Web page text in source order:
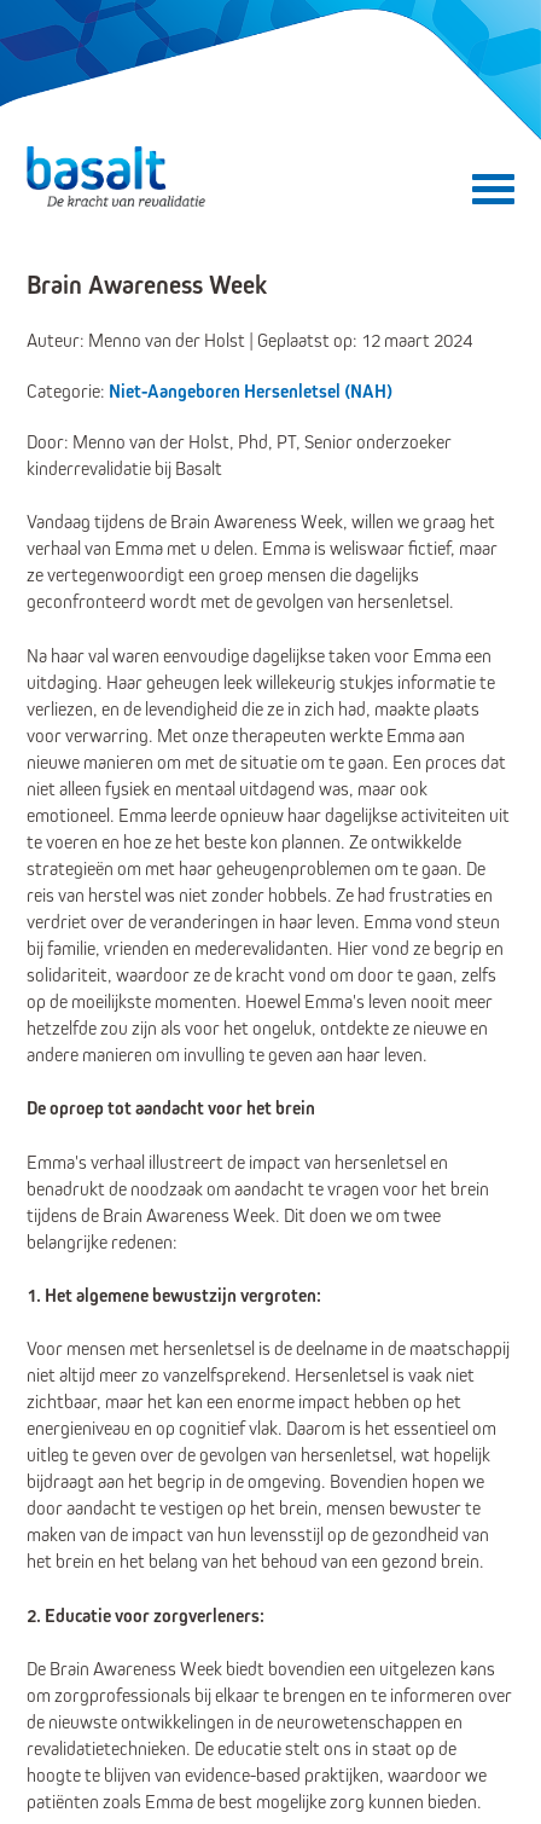
Direct naar de contentDirect naar de navigatie
Brain Awareness Week
Auteur: Menno van der Holst | Geplaatst op: 12 maart 2024
Categorie: Niet-Aangeboren Hersenletsel (NAH)
Door: Menno van der Holst, Phd, PT, Senior onderzoeker
kinderrevalidatie bij Basalt
Vandaag tijdens de Brain Awareness Week, willen we graag het
verhaal van Emma met u delen. Emma is weliswaar fictief, maar
ze vertegenwoordigt een groep mensen die dagelijks
geconfronteerd wordt met de gevolgen van hersenletsel.
Na haar val waren eenvoudige dagelijkse taken voor Emma een
uitdaging. Haar geheugen leek willekeurig stukjes informatie te
verliezen, en de levendigheid die ze in zich had, maakte plaats
voor verwarring. Met onze therapeuten werkte Emma aan
nieuwe manieren om met de situatie om te gaan. Een proces dat
niet alleen fysiek en mentaal uitdagend was, maar ook
emotioneel. Emma leerde opnieuw haar dagelijkse activiteiten uit
te voeren en hoe ze het beste kon plannen. Ze ontwikkelde
strategieën om met haar geheugenproblemen om te gaan. De
reis van herstel was niet zonder hobbels. Ze had frustraties en
verdriet over de veranderingen in haar leven. Emma vond steun
bij familie, vrienden en mederevalidanten. Hier vond ze begrip en
solidariteit, waardoor ze de kracht vond om door te gaan, zelfs
op de moeilijkste momenten. Hoewel Emma's leven nooit meer
hetzelfde zou zijn als voor het ongeluk, ontdekte ze nieuwe en
andere manieren om invulling te geven aan haar leven.
De oproep tot aandacht voor het brein
Emma's verhaal illustreert de impact van hersenletsel en
benadrukt de noodzaak om aandacht te vragen voor het brein
tijdens de Brain Awareness Week. Dit doen we om twee
belangrijke redenen:
1. Het algemene bewustzijn vergroten:
Voor mensen met hersenletsel is de deelname in de maatschappij
niet altijd meer zo vanzelfsprekend. Hersenletsel is vaak niet
zichtbaar, maar het kan een enorme impact hebben op het
energieniveau en op cognitief vlak. Daarom is het essentieel om
uitleg te geven over de gevolgen van hersenletsel, wat hopelijk
bijdraagt aan het begrip in de omgeving. Bovendien hopen we
door aandacht te vestigen op het brein, mensen bewuster te
maken van de impact van hun levensstijl op de gezondheid van
het brein en het belang van het behoud van een gezond brein.
2. Educatie voor zorgverleners:
De Brain Awareness Week biedt bovendien een uitgelezen kans
om zorgprofessionals bij elkaar te brengen en te informeren over
de nieuwste ontwikkelingen in de neurowetenschappen en
revalidatietechnieken. De educatie stelt ons in staat op de
hoogte te blijven van evidence-based praktijken, waardoor we
patiënten zoals Emma de best mogelijke zorg kunnen bieden.